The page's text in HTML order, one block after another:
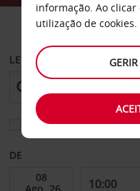
CARRO
LEVANTAR EM
Escolher uma
DE
informação. Ao clicar
utilização de cookies.